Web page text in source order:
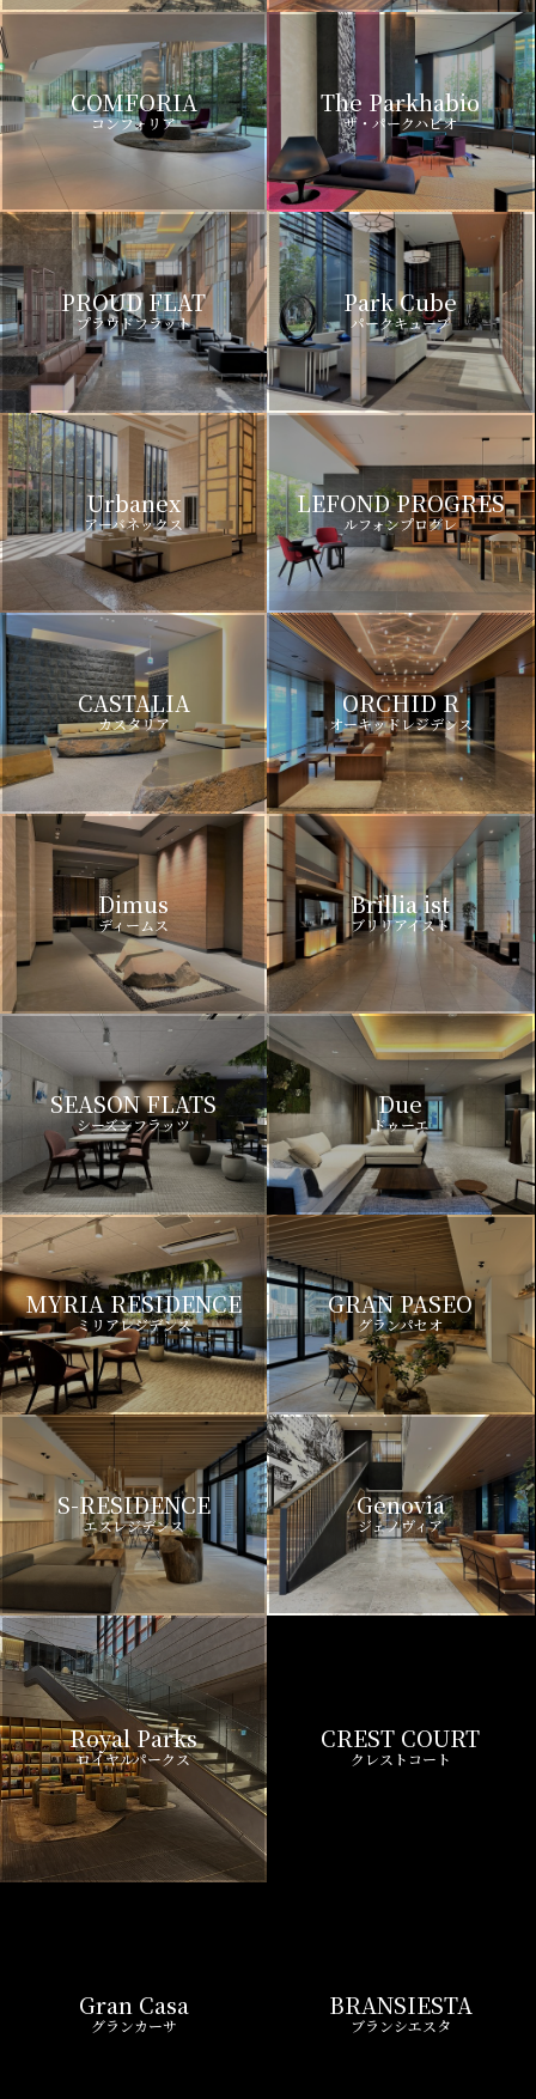
COMFORIA
コンフォリア
The Parkhabio
ザ・パークハビオ
PROUD FLAT
プラウドフラット
Park Cube
パークキューブ
Urbanex
アーバネックス
LEFOND PROGRES
ルフォンプログレ
CASTALIA
カスタリア
ORCHID R
オーキッドレジデンス
Dimus
ディームス
Brillia ist
ブリリアイスト
SEASON FLATS
シーズンフラッツ
Due
ドゥーエ
MYRIA RESIDENCE
ミリアレジデンス
GRAN PASEO
グランパセオ
S-RESIDENCE
エスレジデンス
Genovia
ジェノヴィア
Royal Parks
ロイヤルパークス